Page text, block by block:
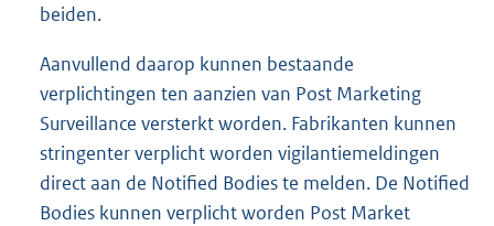
beiden.
Aanvullend daarop kunnen bestaande
verplichtingen ten aanzien van Post Marketing
Surveillance versterkt worden. Fabrikanten kunnen
stringenter verplicht worden vigilantiemeldingen
direct aan de Notified Bodies te melden. De Notified
Bodies kunnen verplicht worden Post Market